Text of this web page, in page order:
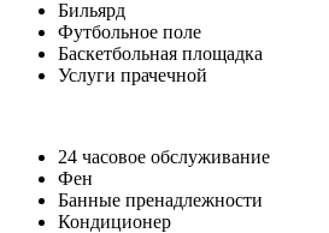
Бильярд
Футбольное поле
Баскетбольная площадка
Услуги прачечной
24 часовое обслуживание
Фен
Банные пренадлежности
Кондиционер